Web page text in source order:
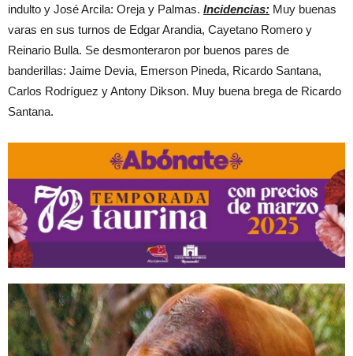
indulto y José Arcila: Oreja y Palmas. Incidencias: Muy buenas
varas en sus turnos de Edgar Arandia, Cayetano Romero y
Reinario Bulla. Se desmonteraron por buenos pares de
banderillas: Jaime Devia, Emerson Pineda, Ricardo Santana,
Carlos Rodríguez y Antony Dikson. Muy buena brega de Ricardo
Santana.